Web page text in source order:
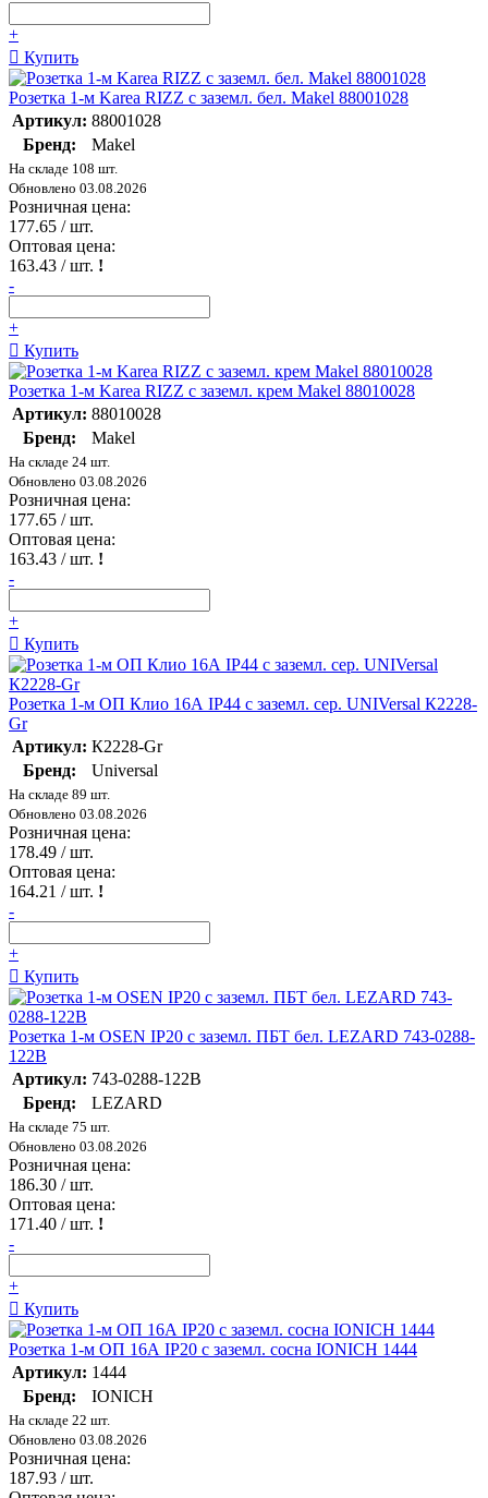
+
Купить
Розетка 1-м Karea RIZZ с заземл. бел. Makel 88001028
Артикул: 88001028
Бренд:
Makel
На складе 108 шт.
Обновлено 03.08.2026
Розничная цена:
177.65 / шт.
Оптовая цена:
163.43 / шт. !
-
+
Купить
Розетка 1-м Karea RIZZ с заземл. крем Makel 88010028
Артикул: 88010028
Бренд:
Makel
На складе 24 шт.
Обновлено 03.08.2026
Розничная цена:
177.65 / шт.
Оптовая цена:
163.43 / шт. !
-
+
Купить
Розетка 1-м ОП Клио 16А IP44 с заземл. сер. UNIVersal К2228-
Gr
Артикул: К2228-Gr
Бренд:
Universal
На складе 89 шт.
Обновлено 03.08.2026
Розничная цена:
178.49 / шт.
Оптовая цена:
164.21 / шт. !
-
+
Купить
Розетка 1-м OSEN IP20 с заземл. ПБТ бел. LEZARD 743-0288-
122B
Артикул: 743-0288-122B
Бренд:
LEZARD
На складе 75 шт.
Обновлено 03.08.2026
Розничная цена:
186.30 / шт.
Оптовая цена:
171.40 / шт. !
-
+
Купить
Розетка 1-м ОП 16А IP20 с заземл. сосна IONICH 1444
Артикул: 1444
Бренд:
IONICH
На складе 22 шт.
Обновлено 03.08.2026
Розничная цена:
187.93 / шт.